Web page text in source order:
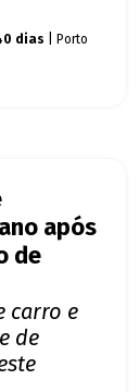
dias | Porto
após
de
carro e
de